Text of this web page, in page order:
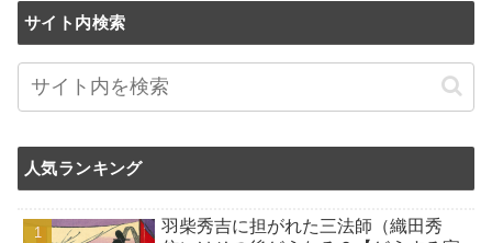
サイト内検索
人気ランキング
羽柴秀吉に担がれた三法師（織田秀